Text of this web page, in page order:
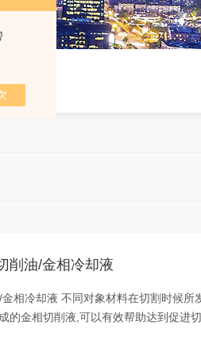
削油/金相冷却液
相冷却液 不同对象材料在切割时候所
的金相切削液,可以有效帮助达到促进